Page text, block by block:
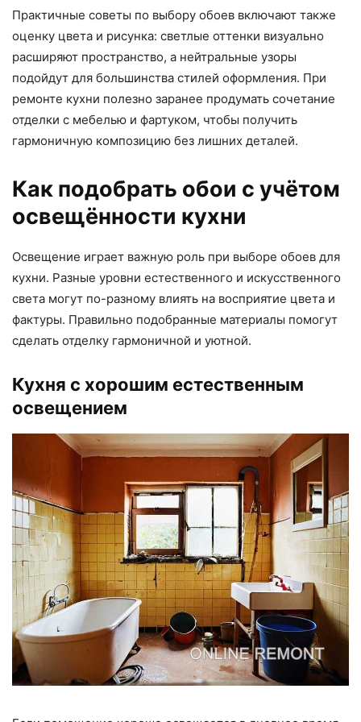
Практичные советы по выбору обоев включают также
оценку цвета и рисунка: светлые оттенки визуально
расширяют пространство, а нейтральные узоры
подойдут для большинства стилей оформления. При
ремонте кухни полезно заранее продумать сочетание
отделки с мебелью и фартуком, чтобы получить
гармоничную композицию без лишних деталей.
Как подобрать обои с учётом
освещённости кухни
Освещение играет важную роль при выборе обоев для
кухни. Разные уровни естественного и искусственного
света могут по-разному влиять на восприятие цвета и
фактуры. Правильно подобранные материалы помогут
сделать отделку гармоничной и уютной.
Кухня с хорошим естественным
освещением